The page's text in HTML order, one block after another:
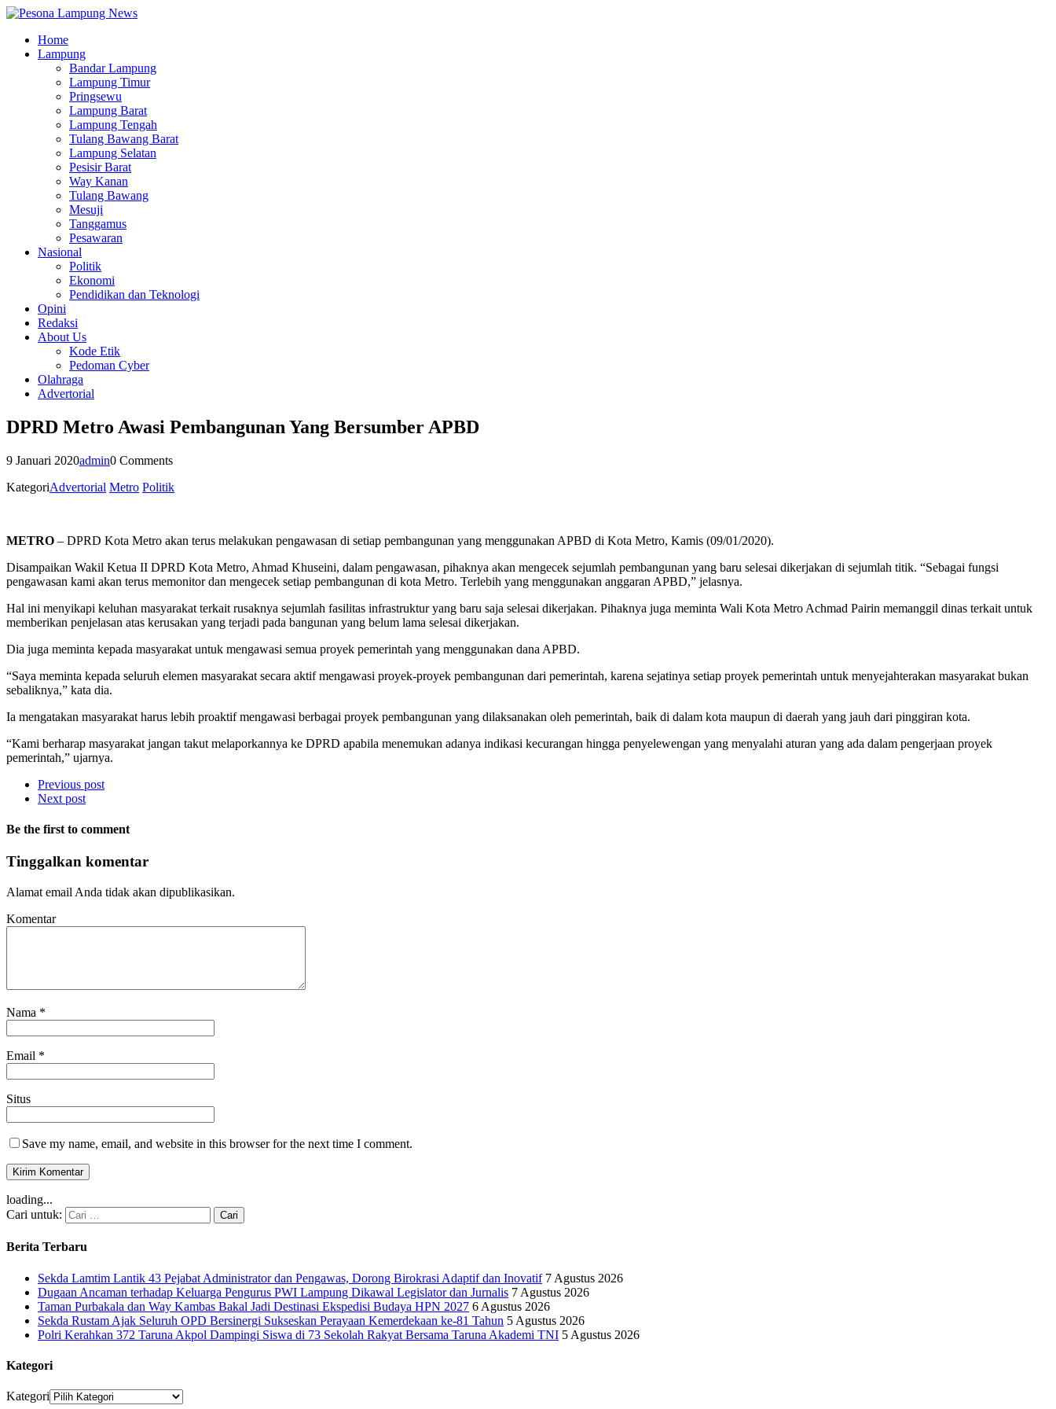
Home
Lampung
Bandar Lampung
Lampung Timur
Pringsewu
Lampung Barat
Lampung Tengah
Tulang Bawang Barat
Lampung Selatan
Pesisir Barat
Way Kanan
Tulang Bawang
Mesuji
Tanggamus
Pesawaran
Nasional
Politik
Ekonomi
Pendidikan dan Teknologi
Opini
Redaksi
About Us
Kode Etik
Pedoman Cyber
Olahraga
Advertorial
DPRD Metro Awasi Pembangunan Yang Bersumber APBD
9 Januari 2020admin0 Comments
KategoriAdvertorial Metro Politik
METRO – DPRD Kota Metro akan terus melakukan pengawasan di setiap pembangunan yang menggunakan APBD di Kota Metro, Kamis (09/01/2020).
Disampaikan Wakil Ketua II DPRD Kota Metro, Ahmad Khuseini, dalam pengawasan, pihaknya akan mengecek sejumlah pembangunan yang baru selesai dikerjakan di sejumlah titik. “Sebagai fungsi
pengawasan kami akan terus memonitor dan mengecek setiap pembangunan di kota Metro. Terlebih yang menggunakan anggaran APBD,” jelasnya.
Hal ini menyikapi keluhan masyarakat terkait rusaknya sejumlah fasilitas infrastruktur yang baru saja selesai dikerjakan. Pihaknya juga meminta Wali Kota Metro Achmad Pairin memanggil dinas terkait untuk
memberikan penjelasan atas kerusakan yang terjadi pada bangunan yang belum lama selesai dikerjakan.
Dia juga meminta kepada masyarakat untuk mengawasi semua proyek pemerintah yang menggunakan dana APBD.
“Saya meminta kepada seluruh elemen masyarakat secara aktif mengawasi proyek-proyek pembangunan dari pemerintah, karena sejatinya setiap proyek pemerintah untuk menyejahterakan masyarakat bukan
sebaliknya,” kata dia.
Ia mengatakan masyarakat harus lebih proaktif mengawasi berbagai proyek pembangunan yang dilaksanakan oleh pemerintah, baik di dalam kota maupun di daerah yang jauh dari pinggiran kota.
“Kami berharap masyarakat jangan takut melaporkannya ke DPRD apabila menemukan adanya indikasi kecurangan hingga penyelewengan yang menyalahi aturan yang ada dalam pengerjaan proyek
pemerintah,” ujarnya.
Previous post
Next post
Be the first to comment
Tinggalkan komentar
Alamat email Anda tidak akan dipublikasikan.
Komentar
Nama *
Email *
Situs
Save my name, email, and website in this browser for the next time I comment.
loading...
Cari untuk:
Berita Terbaru
Sekda Lamtim Lantik 43 Pejabat Administrator dan Pengawas, Dorong Birokrasi Adaptif dan Inovatif 7 Agustus 2026
Dugaan Ancaman terhadap Keluarga Pengurus PWI Lampung Dikawal Legislator dan Jurnalis 7 Agustus 2026
Taman Purbakala dan Way Kambas Bakal Jadi Destinasi Ekspedisi Budaya HPN 2027 6 Agustus 2026
Sekda Rustam Ajak Seluruh OPD Bersinergi Sukseskan Perayaan Kemerdekaan ke-81 Tahun 5 Agustus 2026
Polri Kerahkan 372 Taruna Akpol Dampingi Siswa di 73 Sekolah Rakyat Bersama Taruna Akademi TNI 5 Agustus 2026
Kategori
Kategori